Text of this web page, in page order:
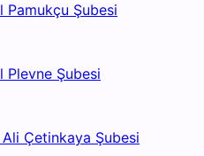
Pamukçu Şubesi
Plevne Şubesi
Ali Çetinkaya Şubesi